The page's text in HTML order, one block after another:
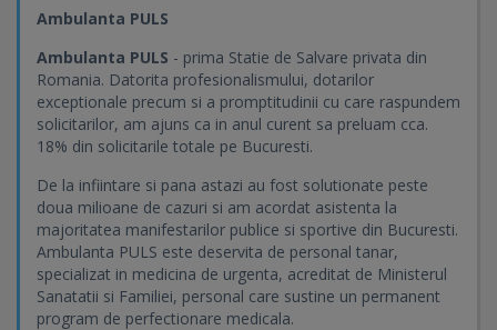
Ambulanta PULS
Ambulanta PULS - prima Statie de Salvare privata din
Romania. Datorita profesionalismului, dotarilor
exceptionale precum si a promptitudinii cu care raspundem
solicitarilor, am ajuns ca in anul curent sa preluam cca.
18% din solicitarile totale pe Bucuresti.
De la infiintare si pana astazi au fost solutionate peste
doua milioane de cazuri si am acordat asistenta la
majoritatea manifestarilor publice si sportive din Bucuresti.
Ambulanta PULS este deservita de personal tanar,
specializat in medicina de urgenta, acreditat de Ministerul
Sanatatii si Familiei, personal care sustine un permanent
program de perfectionare medicala.